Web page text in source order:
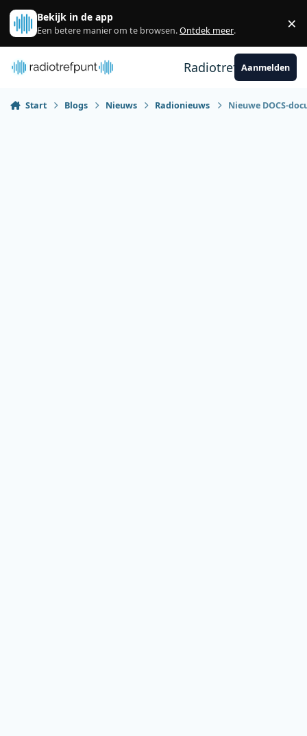
Spring naar bijdragen
Bekijk in de app
Een betere manier om te browsen.Ontdek meer. ×
RadiotrefpuntAanmelden
Start Blogs Nieuws Radionieuws Nieuwe DOCS-